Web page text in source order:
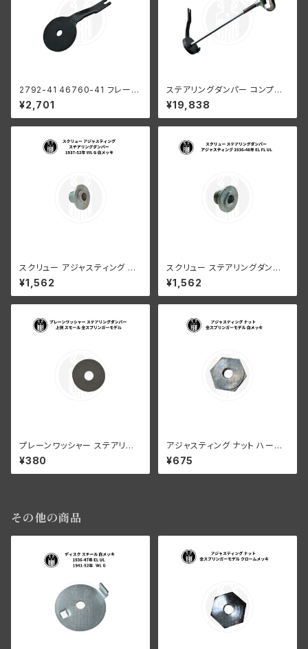
2792-41 46760-41 フレーム
ヘッド ブラケット オフセット ハ
ーレーダビッドソン 1946-194
8年 EL FL UL ビッグツイン
¥2,701
ステアリングダンパー コンプリ
ート ハーレー 1946-48年 ビッ
グツイン
¥19,838
スクリュー アジャスティング ス
テアリングダンパー ハーレーダ
ビッドソン 1937-52年 WL G
白メッキ
¥1,562
スクリュー ステアリングダンパ
ー アジャスティング用 1936-4
8年 EL FL UL
¥1,562
プレーンワッシャー ステアリン
グダンパー 上側 スモール ハー
レーダビッドソン 全スプリンガ
ーモデル
¥380
アジャスティング ナット ハーレ
ーダビッドソン 全スプリンガー
モデル 白メッキ
¥675
その他の商品